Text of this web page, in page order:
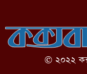
© ২০২২